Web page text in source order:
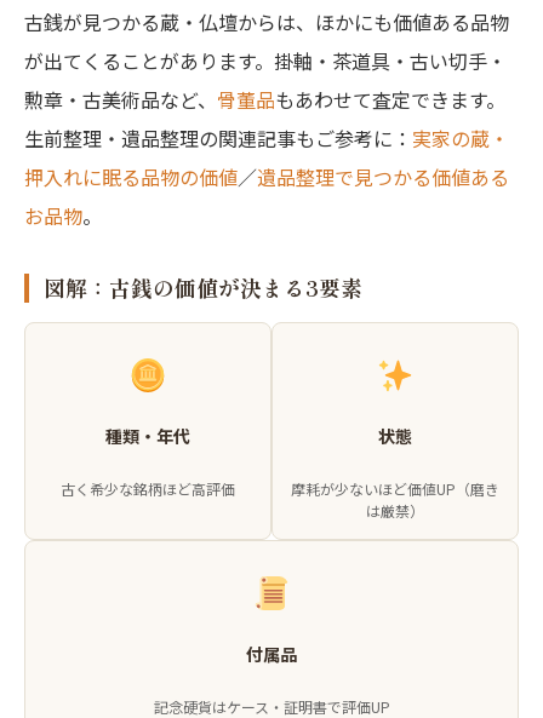
古銭が見つかる蔵・仏壇からは、ほかにも価値ある品物
が出てくることがあります。掛軸・茶道具・古い切手・
勲章・古美術品など、 骨董品もあわせて査定できます。
生前整理・遺品整理の関連記事もご参考に： 実家の蔵・
押入れに眠る品物の価値／遺品整理で見つかる価値ある
お品物。
図解：古銭の価値が決まる3要素
種類・年代
古く希少な銘柄ほど高評価
状態
摩耗が少ないほど価値UP（磨き
は厳禁）
付属品
記念硬貨はケース・証明書で評価UP